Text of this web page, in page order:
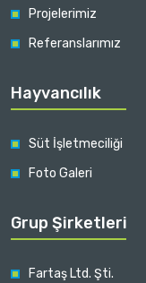
Projelerimiz
Referanslarımız
Hayvancılık
Süt İşletmeciliği
Foto Galeri
Grup Şirketleri
Fartaş Ltd. Şti.